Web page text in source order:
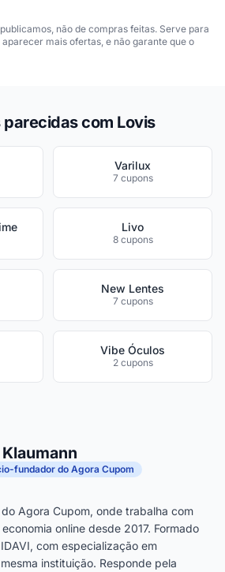
não de compras feitas. Serve para
mais ofertas, e não garante que o
parecidas com Lovis
Varilux
7 cupons
Livo
8 cupons
New Lentes
7 cupons
Vibe Óculos
2 cupons
fundador do Agora Cupom
Agora Cupom, onde trabalha com
online desde 2017. Formado
com especialização em
instituição. Responde pela